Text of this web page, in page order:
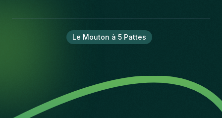
Le Mouton à 5 Pattes